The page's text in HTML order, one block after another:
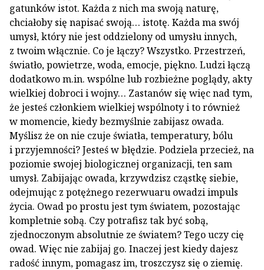
gatunków istot. Każda z nich ma swoją naturę,
chciałoby się napisać swoją… istotę. Każda ma swój
umysł, który nie jest oddzielony od umysłu innych,
z twoim włącznie. Co je łączy? Wszystko. Przestrzeń,
światło, powietrze, woda, emocje, piękno. Ludzi łączą
dodatkowo m.in. wspólne lub rozbieżne poglądy, akty
wielkiej dobroci i wojny… Zastanów się więc nad tym,
że jesteś członkiem wielkiej wspólnoty i to również
w momencie, kiedy bezmyślnie zabijasz owada.
Myślisz że on nie czuje światła, temperatury, bólu
i przyjemności? Jesteś w błędzie. Podziela przecież, na
poziomie swojej biologicznej organizacji, ten sam
umysł. Zabijając owada, krzywdzisz cząstkę siebie,
odejmując z potężnego rezerwuaru owadzi impuls
życia. Owad po prostu jest tym światem, pozostając
kompletnie sobą. Czy potrafisz tak być sobą,
zjednoczonym absolutnie ze światem? Tego uczy cię
owad. Więc nie zabijaj go. Inaczej jest kiedy dajesz
radość innym, pomagasz im, troszczysz się o ziemię.